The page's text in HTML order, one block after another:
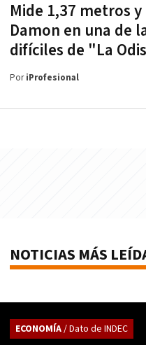
Mide 1,37 metros
Damon en una de
difíciles de "La
PoriProfesional
NOTICIAS MÁS
ECONOMÍA/ Dato de INDEC